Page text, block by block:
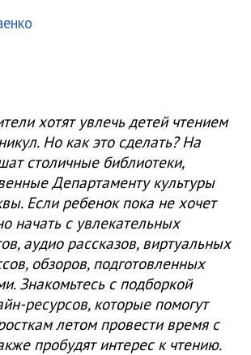
хотят увлечь детей чтением
Но как это сделать? На
столичные библиотеки,
Департаменту культуры
Если ребенок пока не хочет
начать с увлекательных
аудио рассказов, виртуальных
обзоров, подготовленных
Знакомьтесь с подборкой
ресурсов, которые помогут
летом провести время с
пробудят интерес к чтению.